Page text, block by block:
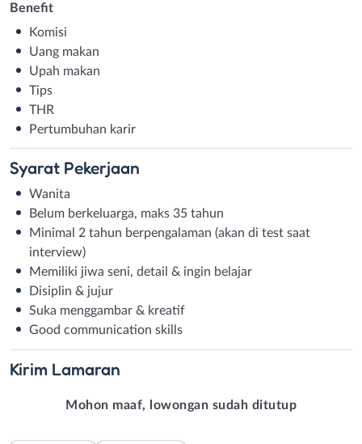
Benefit
Komisi
Uang makan
Upah makan
Tips
THR
Pertumbuhan karir
Syarat Pekerjaan
Wanita
Belum berkeluarga, maks 35 tahun
Minimal 2 tahun berpengalaman (akan di test saat
interview)
Memiliki jiwa seni, detail & ingin belajar
Disiplin & jujur
Suka menggambar & kreatif
Good communication skills
Kirim Lamaran
Mohon maaf, lowongan sudah ditutup